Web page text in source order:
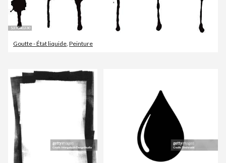
Goutte - État liquide Peinture